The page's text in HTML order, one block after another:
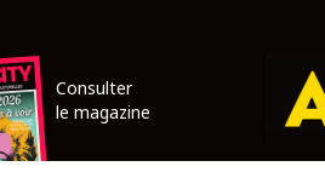
Consulter
le magazine